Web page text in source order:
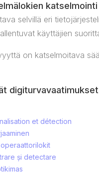
katselmointi
selvillä eri
käyttäjien
on katselmoitava
digiturvavaatimukset
et détection
operaattorilokit
și detectare